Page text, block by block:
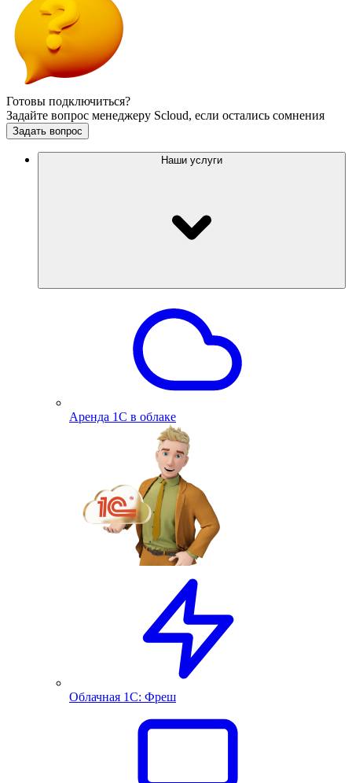
Готовы подключиться?
Задайте вопрос менеджеру Scloud, если остались сомнения
Задать вопрос
Наши услуги
Аренда 1С в облаке
Облачная 1С: Фреш